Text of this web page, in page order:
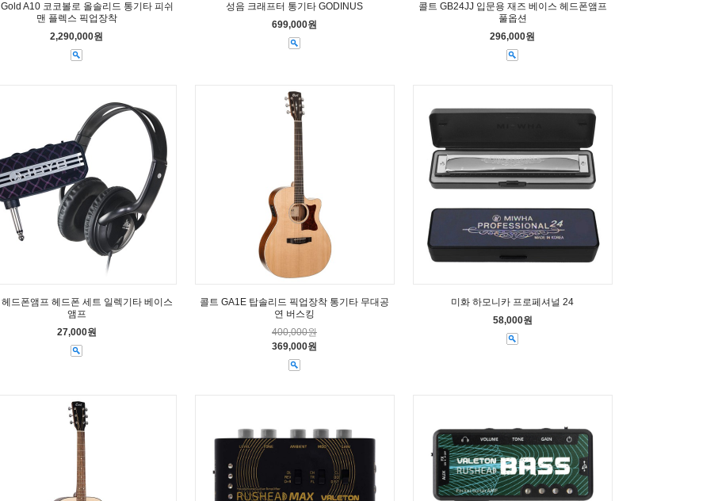
A10 코코볼로 올솔리드 통기타 피쉬
맨 플렉스 픽업장착
2,290,000원
성음 크래프터 통기타 GODINUS
699,000원
콜트 GB24JJ 입문용 재즈 베이스 헤드폰앰프
풀옵션
296,000원
헤드폰앰프 헤드폰 세트 일렉기타 베이스
앰프
27,000원
콜트 GA1E 탑솔리드 픽업장착 통기타 무대공
연 버스킹
400,000원
369,000원
미화 하모니카 프로페셔널 24
58,000원